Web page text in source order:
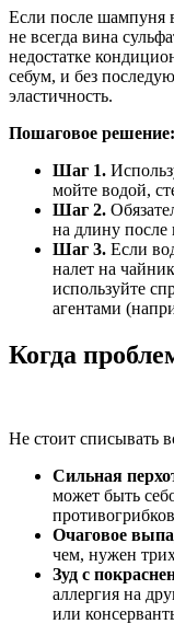
Если после шампуня
не всегда вина
недостатке
себум, и без
эластичность.
Пошаговое решение:
Шаг 1.
мойте водой,
Шаг 2.
на длину после
Шаг 3. Если
налет на
используйте
агентами
Когда
Не стоит списывать
Сильная
может быть
Очаговое
чем, нужен
Зуд с
аллергия на
или